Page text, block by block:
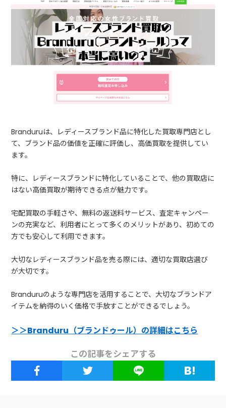
Branduruは、レディースブランド品に特化した買取専門店とし
て、ブランド品の価値を正確に評価し、高価買取を提供してい
ます。
特に、レディースブランドに特化していることで、他の買取店に
はない高価買取が期待できる点が魅力です。
宅配買取の手軽さや、無料の返送料サービス、査定キャンペー
ンの充実など、利用者にとって多くのメリットがあり、初めての
方でも安心して利用できます。
大切なレディースブランド品を売る際には、適切な買取店選び
が大切です。
Branduruのような専門店を活用することで、大切なブランドア
イテムを納得のいく価格で手放すことができるでしょう。
＞＞Branduru（ブランドゥール）の詳細はこちら
この記事をシェアする